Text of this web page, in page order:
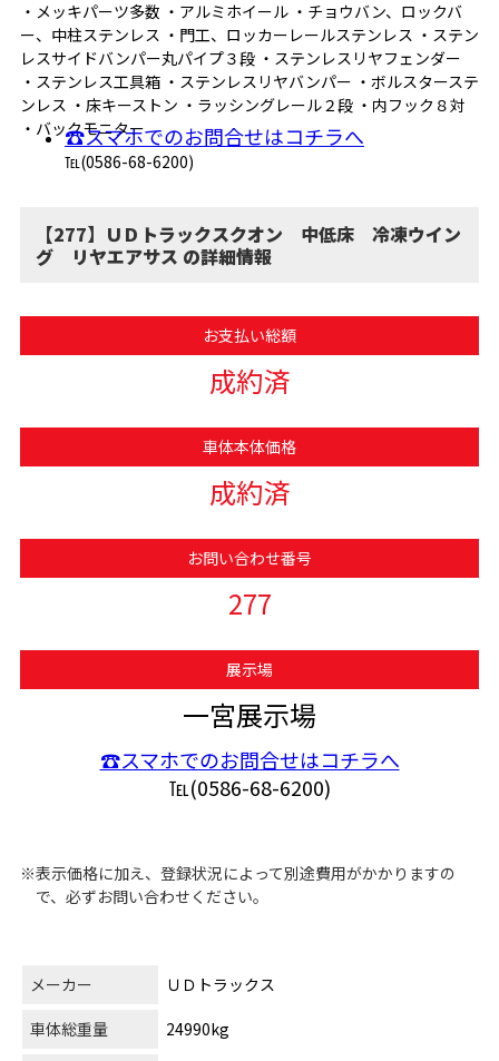
・メッキパーツ多数 ・アルミホイール ・チョウバン、ロックバ
ー、中柱ステンレス ・門工、ロッカーレールステンレス ・ステン
レスサイドバンパー丸パイプ３段 ・ステンレスリヤフェンダー
・ステンレス工具箱 ・ステンレスリヤバンパー ・ボルスターステ
ンレス ・床キーストン ・ラッシングレール２段 ・内フック８対
・バックモニター
☎スマホでのお問合せはコチラへ
℡(0586-68-6200)
【277】ＵＤトラックスクオン 中低床 冷凍ウイン
グ リヤエアサス の詳細情報
お支払い総額
成約済
車体本体価格
成約済
お問い合わせ番号
277
展示場
一宮展示場
☎スマホでのお問合せはコチラへ
℡(0586-68-6200)
※表示価格に加え、登録状況によって別途費用がかかりますの
で、必ずお問い合わせください。
メーカー
ＵＤトラックス
車体総重量
24990kg